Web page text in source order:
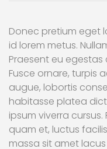
Donec pretium eget
id lorem metus.
Praesent eu
Fusce ornare, turpis
augue, lobortis
habitasse platea
ipsum viverra
quam et, luctus
massa sit amet